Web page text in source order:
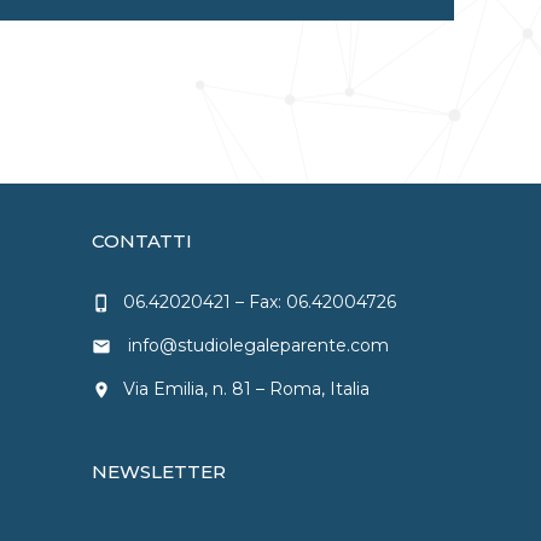
CONTATTI
phone_iphone 06.42020421 – Fax: 06.42004726
email info@studiolegaleparente.com
location_on Via Emilia, n. 81 – Roma, Italia
NEWSLETTER